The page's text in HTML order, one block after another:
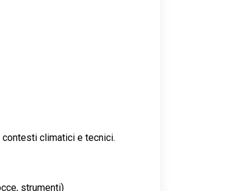
climatici e tecnici.
strumenti)